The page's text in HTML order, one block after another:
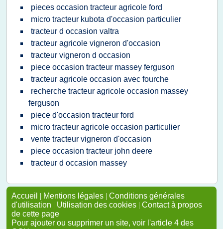
pieces occasion tracteur agricole ford
micro tracteur kubota d'occasion particulier
tracteur d occasion valtra
tracteur agricole vigneron d'occasion
tracteur vigneron d occasion
piece occasion tracteur massey ferguson
tracteur agricole occasion avec fourche
recherche tracteur agricole occasion massey
ferguson
piece d'occasion tracteur ford
micro tracteur agricole occasion particulier
vente tracteur vigneron d'occasion
piece occasion tracteur john deere
tracteur d occasion massey
Accueil | Mentions légales | Conditions générales
d'utilisation | Utilisation des cookies | Contact à propos
de cette page
Pour ajouter ou supprimer un site, voir l'article 4 des